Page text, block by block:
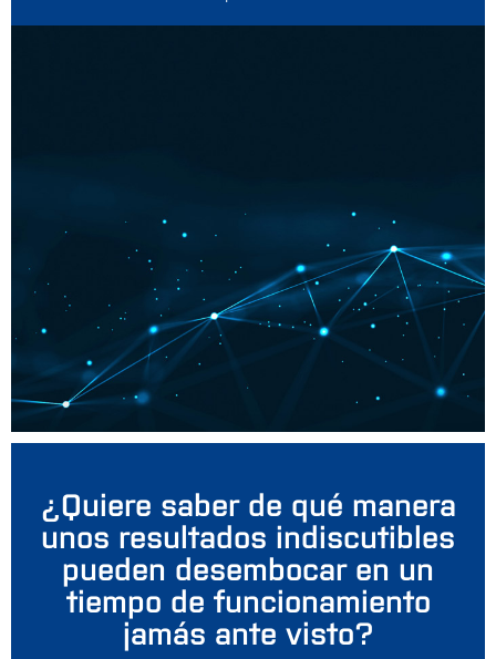
¿Quiere saber de qué manera
unos resultados indiscutibles
pueden desembocar en un
tiempo de funcionamiento
jamás ante visto?